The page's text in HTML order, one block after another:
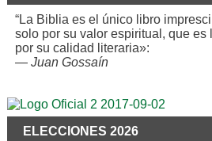
“La Biblia es el único libro
solo por su valor espiritual, que es
por su calidad literaria»:
— Juan Gossaín
ELECCIONES 2026